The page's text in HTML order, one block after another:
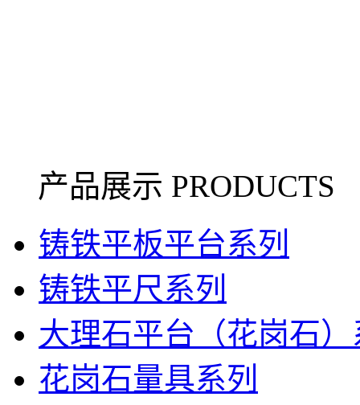
产品展示 PRODUCTS
铸铁平板平台系列
铸铁平尺系列
大理石平台（花岗石）
花岗石量具系列